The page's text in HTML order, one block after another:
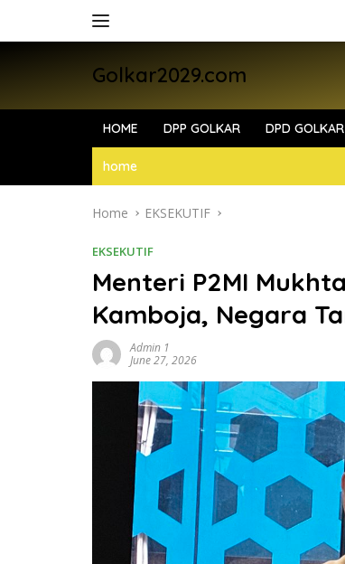
Golkar2029.com
HOME DPP GOLKAR DPD GOLKAR
home
Home EKSEKUTIF
EKSEKUTIF
Menteri P2MI
Kamboja, Negara
Admin 1
June 27, 2026